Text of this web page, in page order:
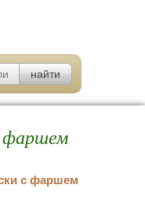
фаршем